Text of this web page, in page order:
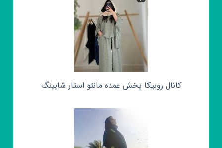
کانال روبیکا پخش عمده مانتو استار شاپینگ